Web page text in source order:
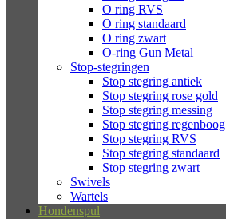
O ring RVS
O ring standaard
O ring zwart
O-ring Gun Metal
Stop-stegringen
Stop stegring antiek
Stop stegring rose gold
Stop stegring messing
Stop stegring regenboog
Stop stegring RVS
Stop stegring standaard
Stop stegring zwart
Swivels
Wartels
Hondenspul